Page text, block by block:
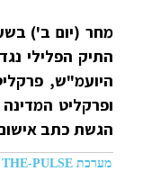
היועמ"ש,
ופרקליט
הגשת כתב
מערכת THE-PULSE